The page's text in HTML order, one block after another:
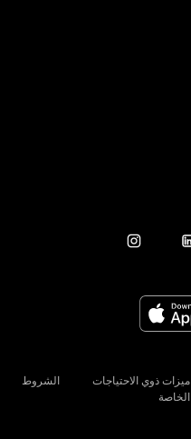
ميزات ذوي الاحتياجات
الخاصة
الشروط